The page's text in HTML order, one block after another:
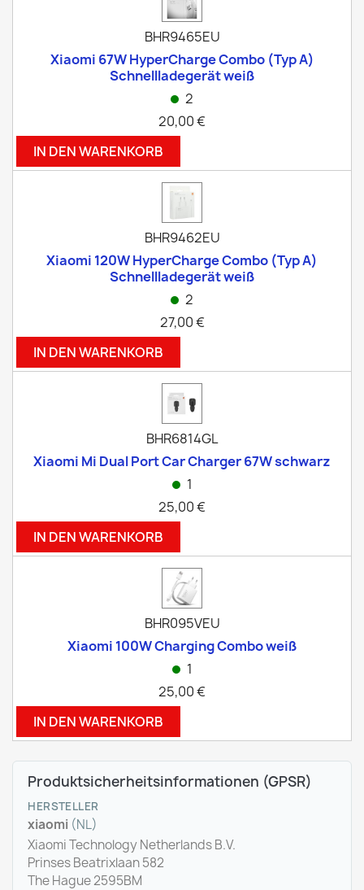
BHR9465EU
Xiaomi 67W HyperCharge Combo (Typ A)
Schnellladegerät weiß
2
20,00 €
IN DEN WARENKORB
BHR9462EU
Xiaomi 120W HyperCharge Combo (Typ A)
Schnellladegerät weiß
2
27,00 €
IN DEN WARENKORB
BHR6814GL
Xiaomi Mi Dual Port Car Charger 67W schwarz
1
25,00 €
IN DEN WARENKORB
BHR095VEU
Xiaomi 100W Charging Combo weiß
1
25,00 €
IN DEN WARENKORB
Produktsicherheitsinformationen (GPSR)
HERSTELLER
xiaomi (NL)
Xiaomi Technology Netherlands B.V.
Prinses Beatrixlaan 582
The Hague 2595BM